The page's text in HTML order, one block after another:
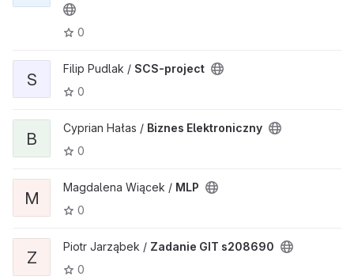
0
S
Filip Pudlak / SCS-project
0
B
Cyprian Hałas / Biznes Elektroniczny
0
M
Magdalena Wiącek / MLP
0
Z
Piotr Jarząbek / Zadanie GIT s208690
0